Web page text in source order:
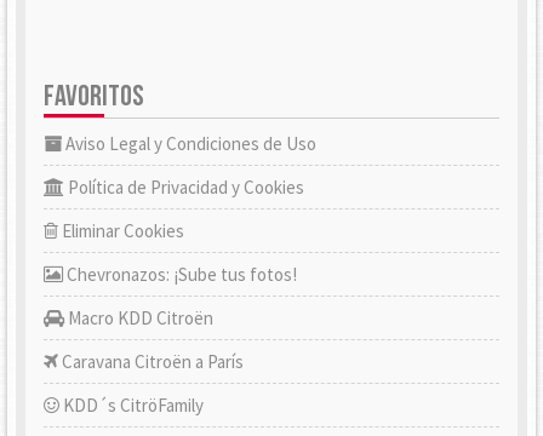
FAVORITOS
Aviso Legal y Condiciones de Uso
Política de Privacidad y Cookies
Eliminar Cookies
Chevronazos: ¡Sube tus fotos!
Macro KDD Citroën
Caravana Citroën a París
KDD´s CitröFamily